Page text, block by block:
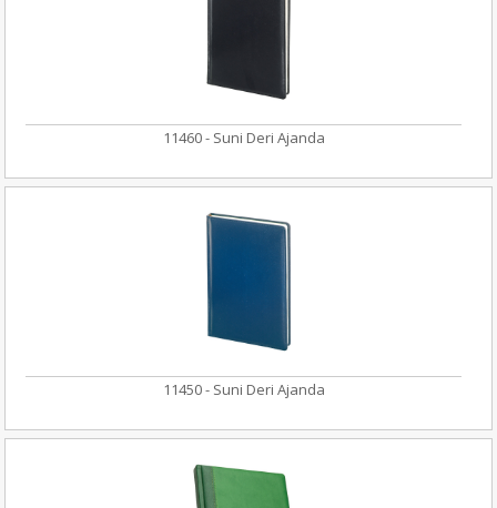
11460 - Suni Deri Ajanda
11450 - Suni Deri Ajanda